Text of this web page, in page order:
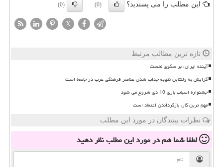
این مطلب را می پسندید؟ (0)
(0)
X
تازه ترین مطالب مرتبط
آینده ایران، بر سکوی نخست
گرایش به ولنتاین نتیجه جذاب شدن عناصر فرهنگی غرب در جامعه است
جشنواره اسباب بازی 10 دی شروع می شود
مهم ترین کار، بازگرداندن اعتماد است
نظرات بینندگان در مورد این مطلب
لطفا شما همدر مورد این مطلبنظر دهید